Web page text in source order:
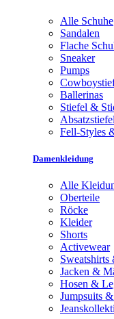
Alle Schuhe
Sandalen
Flache
Sneaker
Pumps
Ballerinas
Stiefel &
Absatzstiefel
Fell-Styles
Damenkleidung
Alle
Oberteile
Röcke
Kleider
Shorts
Activewear
Sweatshirts
Jacken &
Hosen &
Jumpsuits